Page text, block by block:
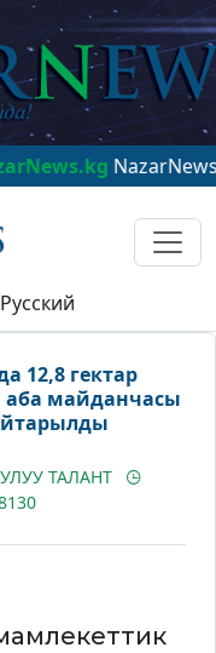
NazarNews - в
Русский
12,8 гектар
аба майданчасы
ТАЛАНТ